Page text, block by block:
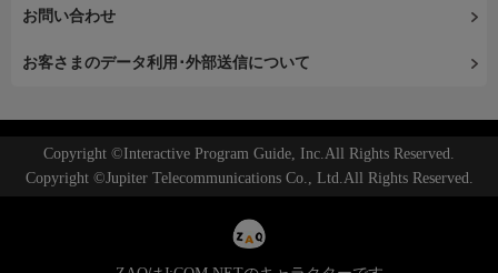
お問い合わせ
お客さまのデータ利用･外部送信について
Copyright ©Interactive Program Guide, Inc.All Rights Reserved.
Copyright ©Jupiter Telecommunications Co., Ltd.All Rights Reserved.